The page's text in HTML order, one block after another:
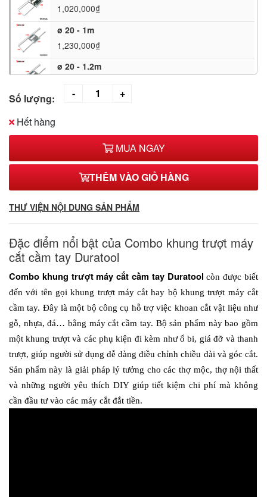
1,020,000₫
ø 20 - 1m
1,230,000₫
ø 20 - 1.2m
ø 25 - 1.2m
1,660,000₫
ø 25 - 1.5m
ø 25 - 2m
2,020,000₫
Số lượng:
Hết hàng
MUA NGAY
THÊM VÀO GIỎ HÀNG
THƯ VIỆN NỘI DUNG SẢN PHẨM
Đặc điểm nổi bật của Combo khung trượt máy
cắt cầm tay Duratool
Combo khung trượt máy cắt cầm tay Duratool còn được biết
đến với tên gọi khung trượt máy cắt hay bộ khung trượt máy cắt
cầm tay. Đây là một bộ công cụ hỗ trợ việc khoan cắt vật liệu như
gỗ, nhựa, đá… bằng máy cắt cầm tay. Bộ sản phẩm này bao gồm
một khung trượt và các phụ kiện đi kèm như ổ bi, giá đỡ và thanh
trượt, giúp người sử dụng dễ dàng điều chỉnh chiều dài và góc cắt.
Sản phẩm này là giải pháp lý tưởng cho các thợ mộc, thợ nội thất
và những người yêu thích DIY giúp tiết kiệm chi phí mà không
cần đầu tư vào các máy cắt đắt tiền.